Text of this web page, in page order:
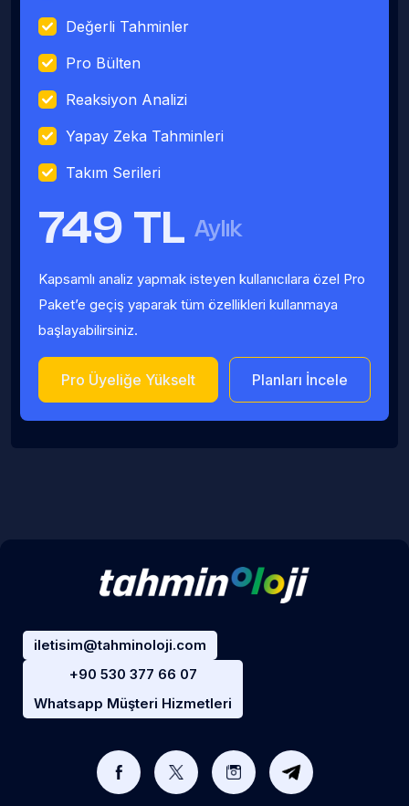
Değerli Tahminler
Pro Bülten
Reaksiyon Analizi
Yapay Zeka Tahminleri
Takım Serileri
749 TL Aylık
Kapsamlı analiz yapmak isteyen kullanıcılara özel Pro
Paket’e geçiş yaparak tüm özellikleri kullanmaya
başlayabilirsiniz.
Pro Üyeliğe Yükselt Planları İncele
iletisim@tahminoloji.com
+90 530 377 66 07
Whatsapp Müşteri Hizmetleri